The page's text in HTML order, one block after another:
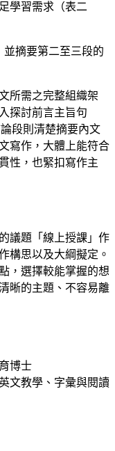
學習需求（表二
摘要第二至三段的
所需之完整組織架
探討前言主旨句
論段則清楚摘要內文
寫作，大體上能符合
性，也緊扣寫作主
議題「線上授課」作
構思以及大綱擬定。
，選擇較能掌握的想
晰的主題、不容易離
博士
文教學、字彙與閱讀